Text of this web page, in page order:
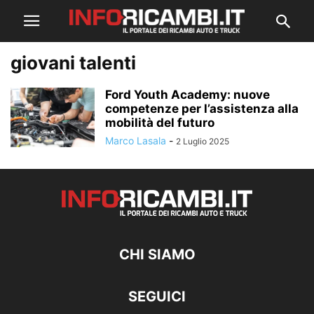
giovani talenti
Ford Youth Academy: nuove
competenze per l’assistenza alla
mobilità del futuro
Marco Lasala - 2 Luglio 2025
CHI SIAMO
SEGUICI